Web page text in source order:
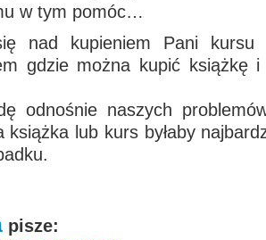
w tym pomóc…
nad kupieniem Pani kursu
gdzie można kupić książkę
odnośnie naszych
książka lub kurs byłaby
pisze: